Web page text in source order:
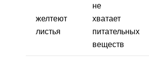
желтеют
листья
не
хватает
питательных
веществ